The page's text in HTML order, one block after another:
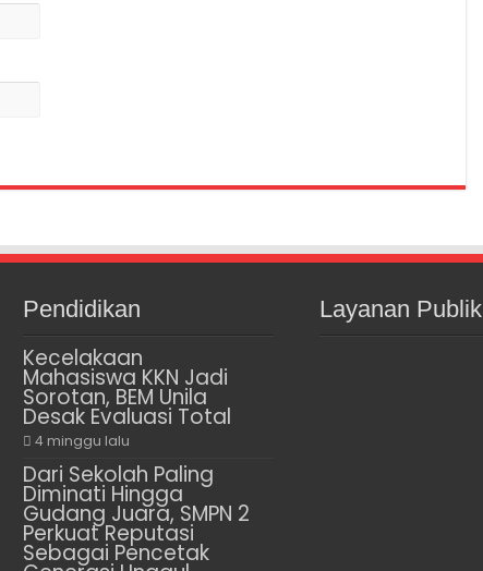
Pendidikan
Kecelakaan
Mahasiswa KKN Jadi
Sorotan, BEM Unila
Desak Evaluasi Total
4 minggu lalu
Dari Sekolah Paling
Diminati Hingga
Gudang Juara, SMPN 2
Perkuat Reputasi
Sebagai Pencetak
Layanan Publik